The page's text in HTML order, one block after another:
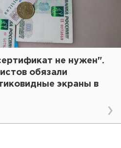
не нужен".
обязали
экраны в